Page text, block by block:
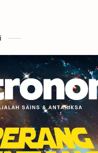
Bumi
Meteor Satelit
Teleskop Saturnus
UFO Advertorial